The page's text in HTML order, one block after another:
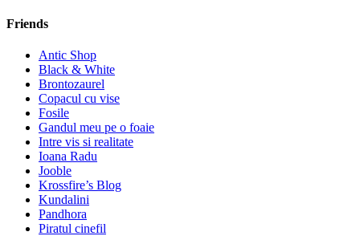
Friends
Antic Shop
Black & White
Brontozaurel
Copacul cu vise
Fosile
Gandul meu pe o foaie
Intre vis si realitate
Ioana Radu
Jooble
Krossfire’s Blog
Kundalini
Pandhora
Piratul cinefil